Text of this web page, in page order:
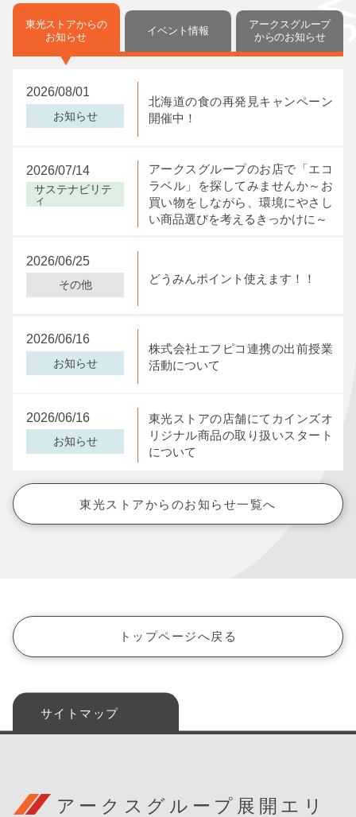
My店舗に登録しました。
閉じる
My店舗を解除しました。
閉じる
My店舗は4店舗まで
閉じる
東光ストアからの
お知らせ
イベント情報
アークスグループ
からのお知らせ
2026/08/01
お知らせ
北海道の食の再発見キャンペーン
開催中！
2026/07/14
サステナビリテ
ィ
アークスグループのお店で「エコ
ラベル」を探してみませんか～お
買い物をしながら、環境にやさし
い商品選びを考えるきっかけに～
2026/06/25
その他 どうみんポイント使えます！！
2026/06/16
お知らせ
株式会社エフピコ連携の出前授業
活動について
2026/06/16
お知らせ
東光ストアの店舗にてカインズオ
リジナル商品の取り扱いスタート
について
東光ストアからのお知らせ一覧へ
トップページへ戻る
サイトマップ
アークスグループ展開エリ